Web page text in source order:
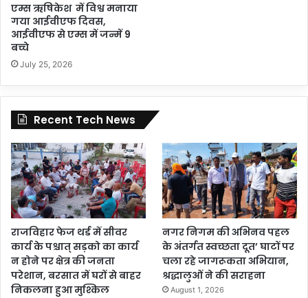
एम्स ऋषिकेश में विश्व मनाया
गया आईवीएफ दिवस,
आईवीएफ से एम्स में जन्में 9
बच्चे
July 25, 2026
Recent Tech News
राजविहार फेज थर्ड में सीवर
कार्य के पश्चात् सड़को का कार्य
न होने पर क्षेत्र की जनता
परेशान, बरसात में घरों से बाहर
निकलना हुआ मुश्किल
नगर निगम की अभिनव पहल
के अंतर्गत स्वच्छता दूत’ घाटों पर
चला रहे जागरूकता अभियान,
श्रद्धालुओं ने की सराहना
August 1, 2026